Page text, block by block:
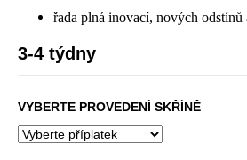
řada plná inovací, nových odstínů
3-4 týdny
VYBERTE PROVEDENÍ SKŘÍNĚ
HLEDAT
o
p